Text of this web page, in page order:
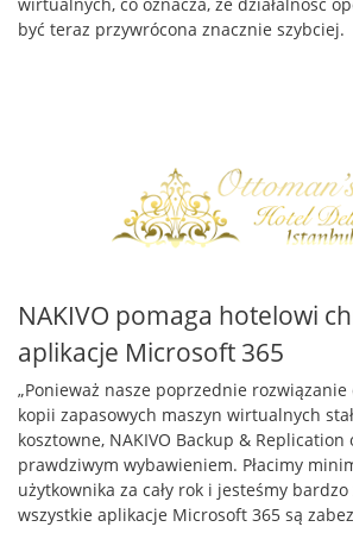
być teraz przywrócona znacznie szybciej.
NAKIVO pomaga hotelowi
aplikacje Microsoft 365
„Ponieważ nasze poprzednie
kopii zapasowych maszyn wirtualnych
kosztowne, NAKIVO Backup & Replication
prawdziwym wybawieniem. Płacimy
użytkownika za cały rok i jesteśmy
wszystkie aplikacje Microsoft 365 są